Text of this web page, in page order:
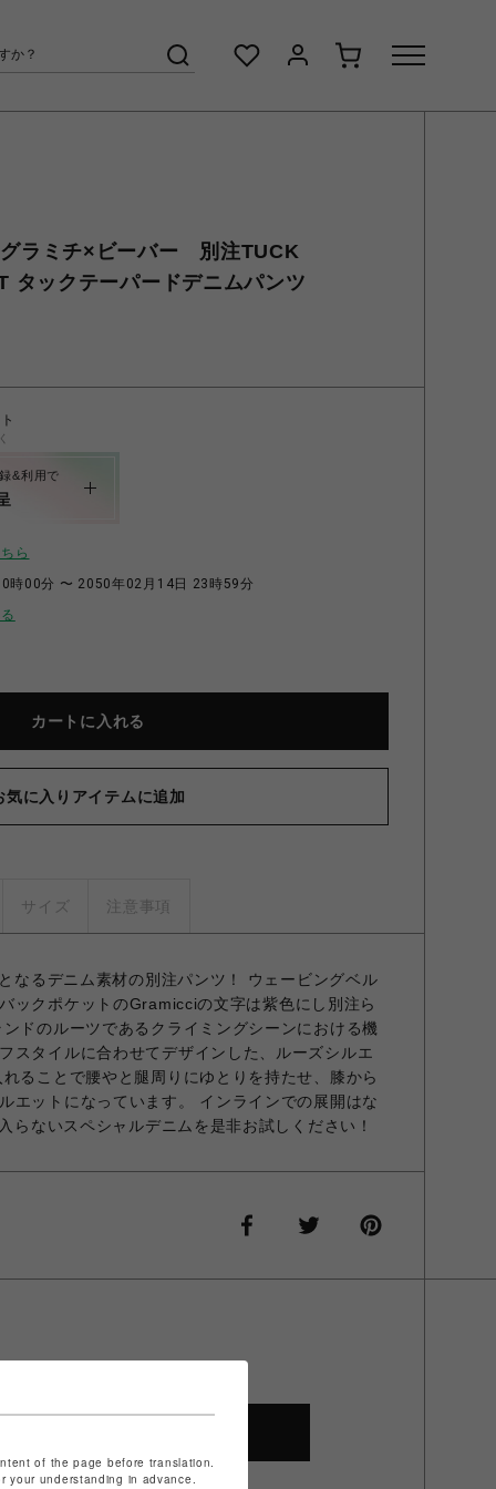
ラミチ×ビーバー 別注TUCK
タックテーパードデニムパンツ
&利用で
ら
時00分 〜 2050年02月14日 23時59分
カートに入れる
気に入りアイテムに追加
サイズ 注意事項
なるデニム素材の別注パンツ！ ウェービングベル
ックポケットのGramicciの文字は紫色にし別注ら
ドのルーツであるクライミングシーンにおける機
スタイルに合わせてデザインした、ルーズシルエ
ることで腰やと腿周りにゆとりを持たせ、膝から
エットになっています。 インラインでの展開はな
らないスペシャルデニムを是非お試しください！
of the page before translation.
your understanding in advance.